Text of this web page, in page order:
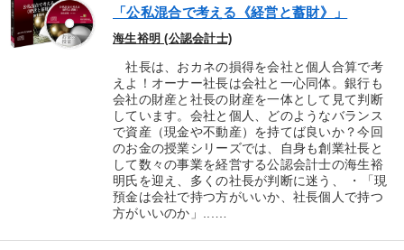
「公私混合で考える《経営と蓄財》」
海生裕明 (公認会計士)
社長は、おカネの損得を会社と個人合算で考
えよ！オーナー社長は会社と一心同体。銀行も
会社の財産と社長の財産を一体として見て判断
しています。会社と個人、どのようなバランス
で資産（現金や不動産）を持てば良いか？今回
のお金の授業シリーズでは、自身も創業社長と
して数々の事業を経営する公認会計士の海生裕
明氏を迎え、多くの社長が判断に迷う、 ・「現
預金は会社で持つ方がいいか、社長個人で持つ
方がいいのか」...…